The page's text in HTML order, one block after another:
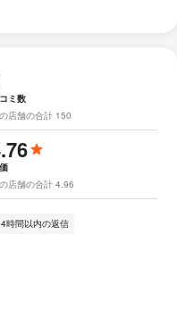
ミ数
店舗の合計 150
店舗の合計 4.96
時間以内の返信